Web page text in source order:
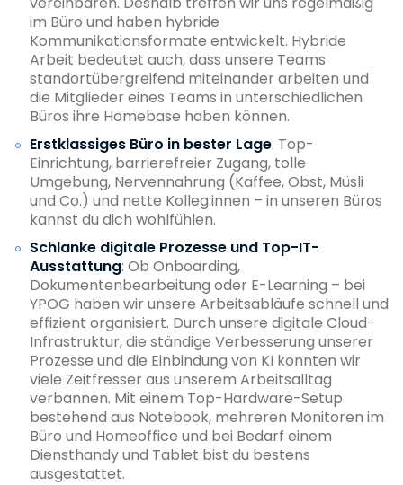
im Büro und haben hybride
Kommunikationsformate entwickelt. Hybride
Arbeit bedeutet auch, dass unsere Teams
standortübergreifend miteinander arbeiten und
die Mitglieder eines Teams in unterschiedlichen
Büros ihre Homebase haben können.
Erstklassiges Büro in bester Lage: Top-
Einrichtung, barrierefreier Zugang, tolle
Umgebung, Nervennahrung (Kaffee, Obst, Müsli
und Co.) und nette Kolleg:innen – in unseren Büros
kannst du dich wohlfühlen.
Schlanke digitale Prozesse und Top-IT-
Ausstattung: Ob Onboarding,
Dokumentenbearbeitung oder E-Learning – bei
YPOG haben wir unsere Arbeitsabläufe schnell und
effizient organisiert. Durch unsere digitale Cloud-
Infrastruktur, die ständige Verbesserung unserer
Prozesse und die Einbindung von KI konnten wir
viele Zeitfresser aus unserem Arbeitsalltag
verbannen. Mit einem Top-Hardware-Setup
bestehend aus Notebook, mehreren Monitoren im
Büro und Homeoffice und bei Bedarf einem
Diensthandy und Tablet bist du bestens
ausgestattet.